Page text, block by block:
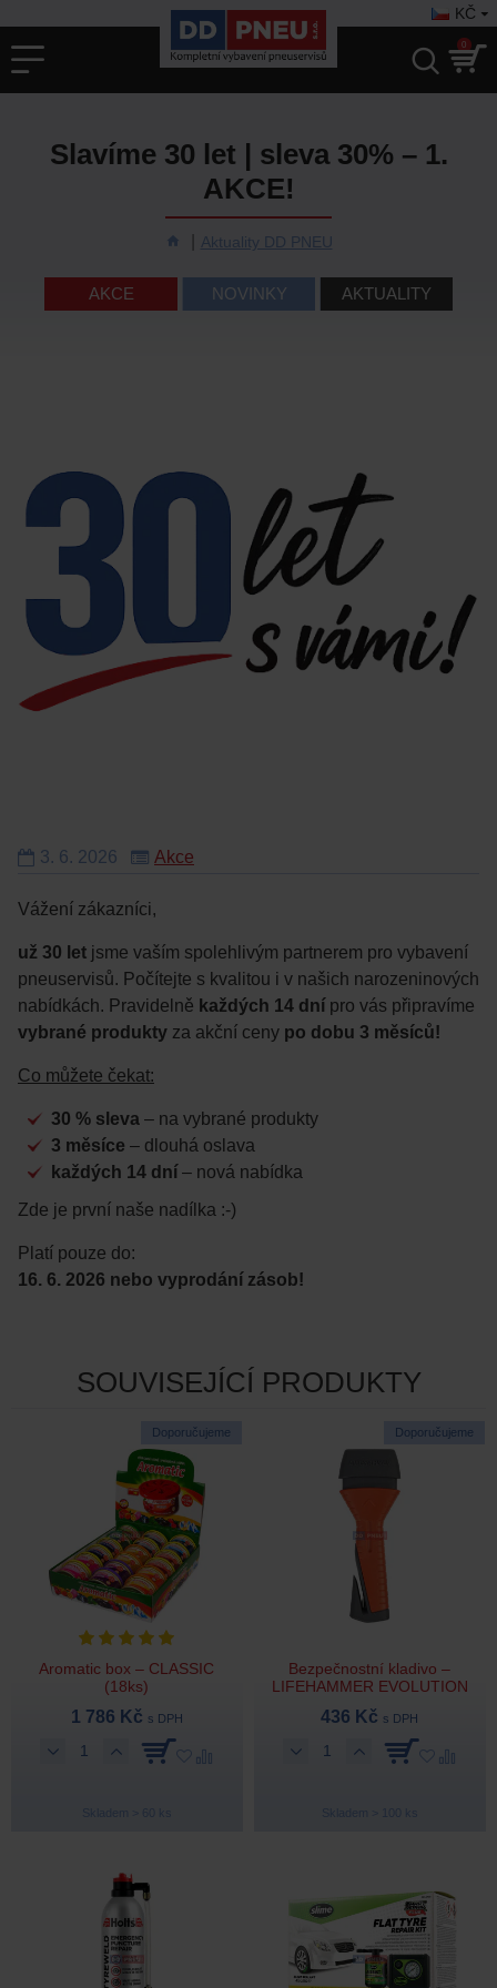
KČ
0
Aktuality DD PNEU
Slavíme 30 let | sleva 30% – 1.
AKCE!
AKCE NOVINKY AKTUALITY
3. 6. 2026 Akce
Vážení zákazníci,
už 30 let jsme vaším spolehlivým partnerem pro vybavení
pneuservisů. Počítejte s kvalitou i v našich narozeninových
nabídkách. Pravidelně každých 14 dní pro vás připravíme
vybrané produkty za akční ceny po dobu 3 měsíců!
Co můžete čekat:
30 % sleva – na vybrané produkty
3 měsíce – dlouhá oslava
každých 14 dní – nová nabídka
Zde je první naše nadílka :-)
Platí pouze do:
16. 6. 2026 nebo vyprodání zásob!
SOUVISEJÍCÍ PRODUKTY
Doporučujeme
Aromatic box – CLASSIC
(18ks)
1 786 Kč s DPH
Skladem > 60 ks
Doporučujeme
Bezpečnostní kladivo –
LIFEHAMMER EVOLUTION
436 Kč s DPH
Skladem > 100 ks